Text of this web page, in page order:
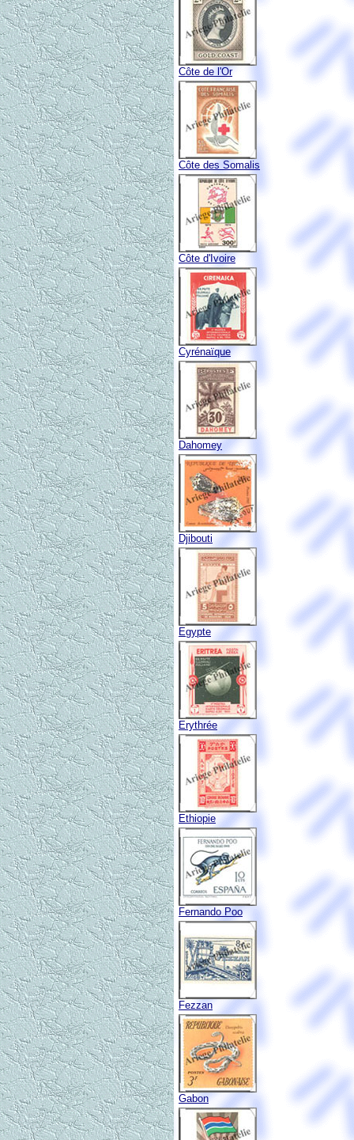
Côte de l'Or
Côte des Somalis
Côte d'Ivoire
Cyrénaïque
Dahomey
Djibouti
Egypte
Erythrée
Ethiopie
Fernando Poo
Fezzan
Gabon